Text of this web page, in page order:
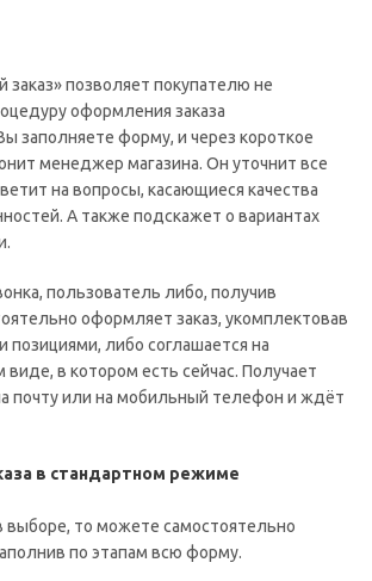
позволяет покупателю не
оформления заказа
заполняете форму, и через короткое
менеджер магазина. Он уточнит все
на вопросы, касающиеся качества
А также подскажет о вариантах
пользователь либо, получив
оформляет заказ, укомплектовав
либо соглашается на
в котором есть сейчас. Получает
почту или на мобильный телефон и ждёт
в стандартном режиме
выборе, то можете самостоятельно
по этапам всю форму.